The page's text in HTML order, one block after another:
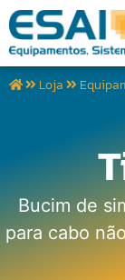
Loja
Bucim de
para cabo